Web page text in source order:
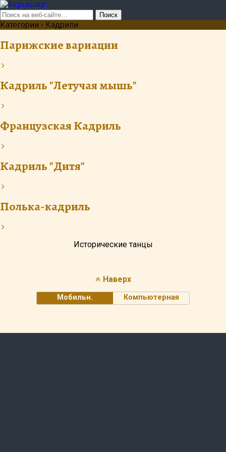
Категории › Кадрили
Парижские вариации
Кадриль "Летучая мышь"
Французская Кадриль
Кадриль "Дитя"
Полька-кадриль
Исторические танцы
Наверх
Мобильн. Компьютерная